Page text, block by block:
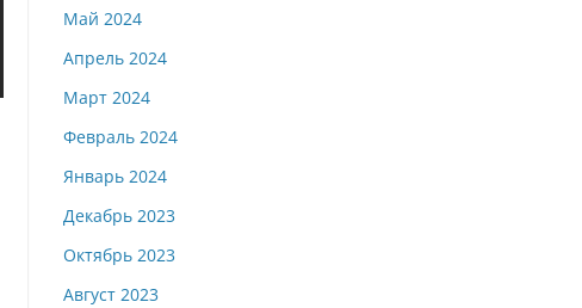
Май 2024
Апрель 2024
Март 2024
Февраль 2024
Январь 2024
Декабрь 2023
Октябрь 2023
Август 2023